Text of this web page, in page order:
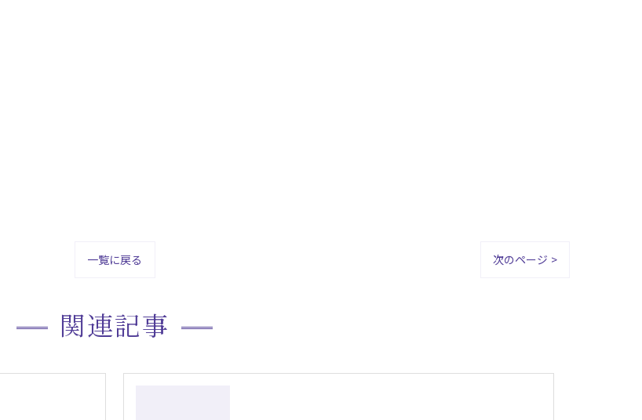
一覧に戻る 次のページ >
関連記事